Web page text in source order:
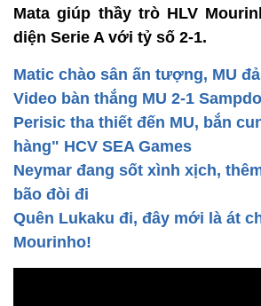
Mata giúp thầy trò HLV
diện Serie A với tỷ số 2-1.
Matic chào sân ấn tượng, MU
Video bàn thắng MU 2-1
Perisic tha thiết đến MU, bắn
hàng" HCV SEA Games
Neymar đang sốt xình xịch,
bão đòi đi
Quên Lukaku đi, đây mới là át
Mourinho!